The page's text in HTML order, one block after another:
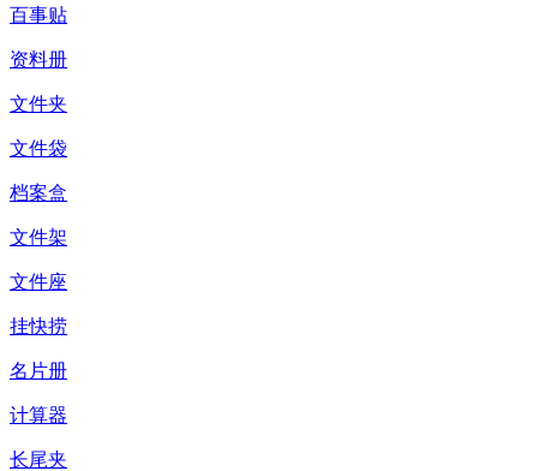
百事贴
资料册
文件夹
文件袋
档案盒
文件架
文件座
挂快捞
名片册
计算器
长尾夹